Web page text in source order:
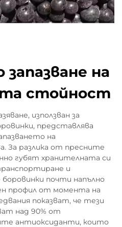
запазване на
стойност
използван за
представлява
на
За разлика от пресните
губят хранителната си
и
боровинки почти напълно
профил от момента на
показват, че тези
над 90% от
антиоксиданти, които